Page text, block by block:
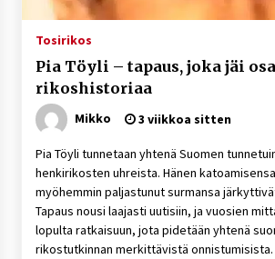
Tosirikos
Pia Töyli – tapaus, joka jäi
rikoshistoriaa
Mikko 3 viikkoa sitten
Pia Töyli tunnetaan yhtenä Suomen
henkirikosten uhreista. Hänen
myöhemmin paljastunut surmansa
Tapaus nousi laajasti uutisiin, ja vuosien
lopulta ratkaisuun, jota pidetään yhtenä
rikostutkinnan merkittävistä onnistumisista.